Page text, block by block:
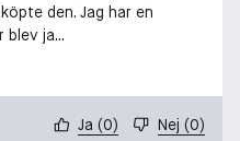
den. Jag har en
blev ja...
Ja (0) Nej (0)